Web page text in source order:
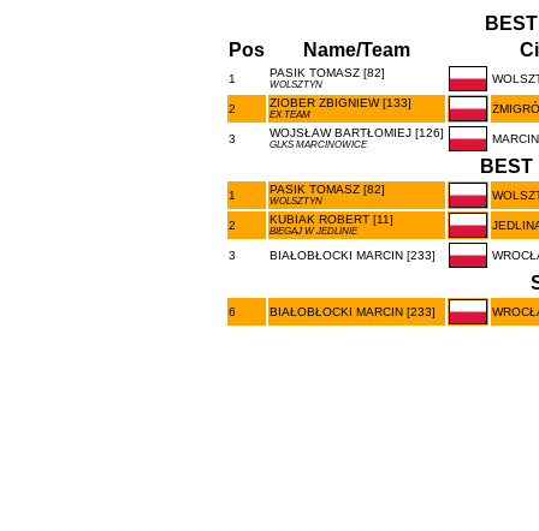
Pos
Name/Team
1 PASIK TOMASZ [82]
WOLSZTYN
2 ZIOBER ZBIGNIEW [133]
EX TEAM
3 WOJSŁAW BARTŁOMIEJ [126]
GLKS MARCINOWICE
BEST
1 PASIK TOMASZ [82]
WOLSZTYN
2 KUBIAK ROBERT [11]
BIEGAJ W JEDLINIE
3 BIAŁOBŁOCKI MARCIN [233]
6 BIAŁOBŁOCKI MARCIN [233]